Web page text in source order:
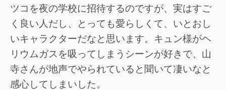
ツコを夜の学校に招待するのですが、実はすご
く良い人だし、とっても愛らしくて、いとおし
いキャラクターだなと思います。キュン様がヘ
リウムガスを吸ってしまうシーンが好きで、山
寺さんが地声でやられていると聞いて凄いなと
感心してしまいした。